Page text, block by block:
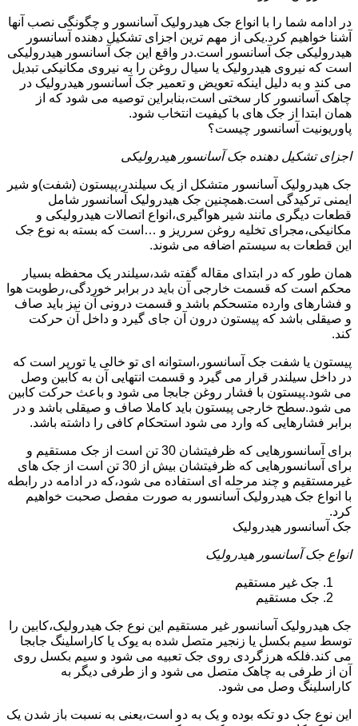
در ادامه شما را با انواع جک هیدرولیک آسانسور و چگونگی نصب آنها
آشنا خواهیم کرد.یکی از مهم ترین اجزای تشکیل دهنده آسانسور
هیدرولیکی جک آسانسور است.در واقع این جک آسانسور هیدرولیکی
است که نیروی هیدرولیک یا سیال روغن را به نیروی مکانیکی تبدیل
می کند و به دلیل اینکه تعویض و تعمیر جک آسانسور هیدرولیک در
چاهک آسانسور کار سختی است،بنابراین توصیه می شود که از
همان ابتدا از جک های با کیفیت انتخاب شود.
پاوریونیت آسانسور چیست؟
اجزای تشکیل دهنده جک آسانسور هیدرولیکی
جک هیدرولیک آسانسور متشکل از یک سیلندر،پیستون (شفت)و شیر
ایمنی ترکیدگی است.همچنین جک هیدرولیک آسانسور شامل
قطعات دیگری مانند شیر هواگیری،انواع اتصالات هیدرولیکی و
مکانیکی،مجرای تخلیه روغن سرریز و …است که بسته به نوع جک
این قطعات به سیستم اضافه می شوند.
همان طور که در ابتدای مقاله گفته شد،سیلندر یک محفظه بسیار
محکم است که قسمت خارجی آن باید در برابر خوردگی،رطوبت هوا
و فشارهای وارده متسحکم باشد و قسمت درونی آن نیز باید صاف
و صیقلی باشد که پیستون درون آن جای گیرد و داخل آن حرکت
کند.
پیستون یا شفت جک آسانسور،استوانه ای تو خالی یا تورپر است که
در داخل سیلندر قرار می گیرد و قسمت انتهایی آن به کابین وصل
می شود.پیستون با فشار روغن جابجا می شود و باعث حرکت کابین
می شود.سطح خارجی پیستون باید کاملا صاف و صیقلی باشد و در
برابر فشارهایی که وارد می شود استحکام کافی را داشته باشد.
برای آسانسورهایی که ظرفیتشان 30 تن است از جک مستقیم و
برای آسانسورهایی که ظرفیتشان بیش از 30 تن است از جک های
غیرمستقیم و چند مرحله ای استفاده می شود،که در ادامه در رابطه
با انواع جک هیدرولیک آسانسور به صورت مفصل صحبت خواهیم
کرد.
جک آسانسور هیدرولیک
انواع جک آسانسور هیدرولیک
جک غیر مستقیم
جک مستقیم
جک هیدرولیک آسانسور غیر مستقیم این نوع جک هیدرولیک،کابین را
توسط سیم بکسل یا زنجیر متصل شده به یوک یا کاراسلینگ جابجا
می کند.فلکه هرزگردی روی جک تعبیه می شود و سیم بکسل روی
آن از طرفی به چاهک متصل می شود و از طرفی دیگر به
کاراسلینگ وصل می شود.
این نوع جک دو تکه بوده و یک به دو است،یعنی به نسبت باز شدن یک